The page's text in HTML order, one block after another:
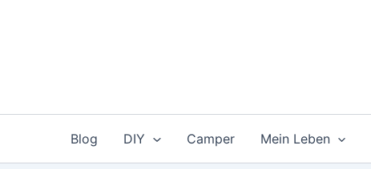
Blog DIY Camper Mein Leben